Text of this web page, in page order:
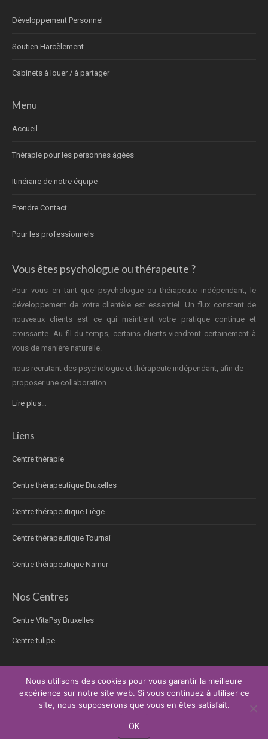
Développement Personnel
Soutien Harcèlement
Cabinets à louer / à partager
Menu
Accueil
Thérapie pour les personnes âgées
Itinéraire de notre équipe
Prendre Contact
Pour les professionnels
Vous êtes psychologue ou thérapeute ?
Pour vous en tant que psychologue ou thérapeute indépendant, le
développement de votre clientèle est essentiel. Un flux constant de
nouveaux clients est ce qui maintient votre pratique continue et
croissante. Au fil du temps, certains clients viendront certainement à
vous de manière naturelle.
nous recrutant des psychologue et thérapeute indépendant, afin de
proposer une collaboration.
Lire plus…
Liens
Centre thérapie
Centre thérapeutique Bruxelles
Centre thérapeutique Liège
Centre thérapeutique Tournai
Centre thérapeutique Namur
Nos Centres
Centre VitaPsy Bruxelles
Centre tulipe
Copyright © 2026.Thérapie pour les personnes âgéesTous droits réservés.
Privium – Des services qui soutiennent vos soins. Pour psychologues,
psychotherapeutes et hypnotherapeutes.
RGPD - Politique de Protection de la Vie Privée
Nous utilisons des cookies pour vous garantir la meilleure
expérience sur notre site web. Si vous continuez à utiliser ce
site, nous supposerons que vous en êtes satisfait.
OK